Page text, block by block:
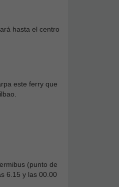
hasta el centro
este ferry que
(punto de
6.15 y las 00.00